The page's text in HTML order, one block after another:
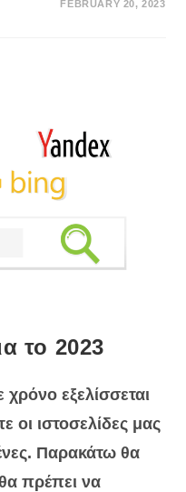
FEBRUARY 20, 2023
το 2023
εξελίσσεται
οι ιστοσελίδες μας
Παρακάτω θα
πρέπει να